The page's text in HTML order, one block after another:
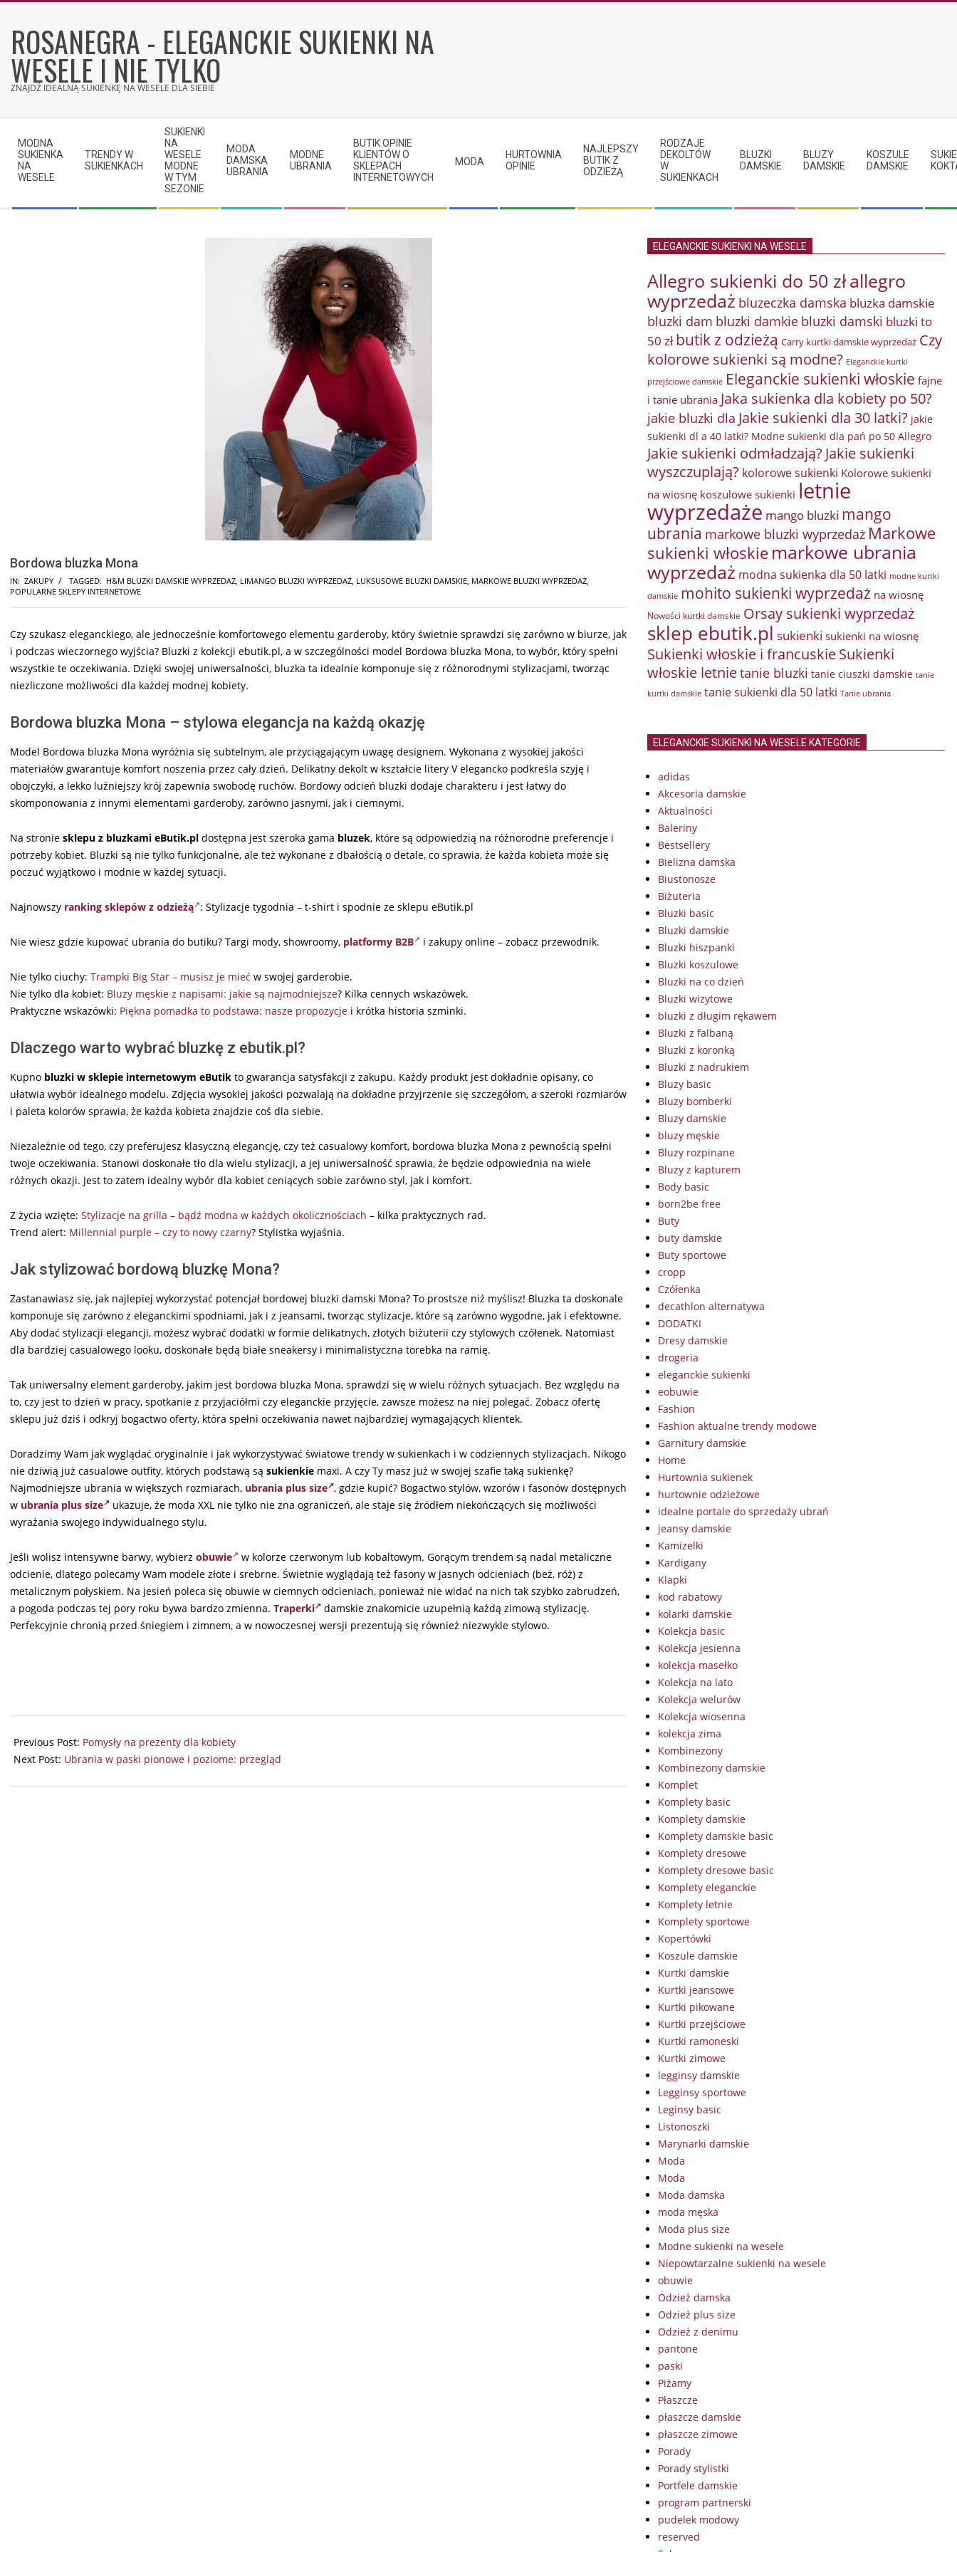
contentROSANEGRA - ELEGANCKIE SUKIENKI NA
WESELE I NIE TYLKO
ZNAJDŹ IDEALNĄ SUKIENKĘ NA WESELE DLA SIEBIE
Navigation
Menu
MODNA
SUKIENKA
NA
WESELE
TRENDY W
SUKIENKACH
SUKIENKI
NA
WESELE
MODNE
W TYM
SEZONIE
MODA
DAMSKA
UBRANIA
MODNE
UBRANIA
BUTIK OPINIE
KLIENTÓW O
SKLEPACH
INTERNETOWYCH
MODA
HURTOWNIA
OPINIE
NAJLEPSZY
BUTIK Z
ODZIEŻĄ
RODZAJE
DEKOLTÓW
W
SUKIENKACH
BLUZKI
DAMSKIE
BLUZY
DAMSKIE
KOSZULE
DAMSKIE
Bordowa bluzka Mona
IN: ZAKUPY TAGGED: H&M BLUZKI DAMSKIE WYPRZEDAŻ LIMANGO BLUZKI WYPRZEDAŻ LUKSUSOWE BLUZKI DAMSKIE MARKOWE BLUZKI WYPRZEDAŻ
POPULARNE SKLEPY INTERNETOWE
Czy szukasz eleganckiego, ale jednocześnie komfortowego elementu garderoby, który świetnie sprawdzi się zarówno w biurze, jak
i podczas wieczornego wyjścia? Bluzki z kolekcji ebutik.pl, a w szczególności model Bordowa bluzka Mona, to wybór, który spełni
wszystkie te oczekiwania. Dzięki swojej uniwersalności, bluzka ta idealnie komponuje się z różnorodnymi stylizacjami, tworząc
niezliczone możliwości dla każdej modnej kobiety.
Bordowa bluzka Mona – stylowa elegancja na każdą okazję
Model Bordowa bluzka Mona wyróżnia się subtelnym, ale przyciągającym uwagę designem. Wykonana z wysokiej jakości
materiałów gwarantuje komfort noszenia przez cały dzień. Delikatny dekolt w kształcie litery V elegancko podkreśla szyję i
obojczyki, a lekko luźniejszy krój zapewnia swobodę ruchów. Bordowy odcień bluzki dodaje charakteru i jest łatwy do
skomponowania z innymi elementami garderoby, zarówno jasnymi, jak i ciemnymi.
Na stronie sklepu z bluzkami eButik.pl dostępna jest szeroka gama bluzek, które są odpowiedzią na różnorodne preferencje i
potrzeby kobiet. Bluzki są nie tylko funkcjonalne, ale też wykonane z dbałością o detale, co sprawia, że każda kobieta może się
poczuć wyjątkowo i modnie w każdej sytuacji.
Najnowszy ranking sklepów z odzieżą : Stylizacje tygodnia – t-shirt i spodnie ze sklepu eButik.pl
Nie wiesz gdzie kupować ubrania do butiku? Targi mody, showroomy, platformy B2B i zakupy online – zobacz przewodnik.
Nie tylko ciuchy: Trampki Big Star – musisz je mieć w swojej garderobie.
Nie tylko dla kobiet: Bluzy męskie z napisami: jakie są najmodniejsze? Kilka cennych wskazówek.
Praktyczne wskazówki: Piękna pomadka to podstawa: nasze propozycje i krótka historia szminki.
Dlaczego warto wybrać bluzkę z ebutik.pl?
Kupno bluzki w sklepie internetowym eButik to gwarancja satysfakcji z zakupu. Każdy produkt jest dokładnie opisany, co
ułatwia wybór idealnego modelu. Zdjęcia wysokiej jakości pozwalają na dokładne przyjrzenie się szczegółom, a szeroki rozmiarów
i paleta kolorów sprawia, że każda kobieta znajdzie coś dla siebie.
Niezależnie od tego, czy preferujesz klasyczną elegancję, czy też casualowy komfort, bordowa bluzka Mona z pewnością spełni
twoje oczekiwania. Stanowi doskonałe tło dla wielu stylizacji, a jej uniwersalność sprawia, że będzie odpowiednia na wiele
różnych okazji. Jest to zatem idealny wybór dla kobiet ceniących sobie zarówno styl, jak i komfort.
Z życia wzięte: Stylizacje na grilla – bądź modna w każdych okolicznościach – kilka praktycznych rad.
Trend alert: Millennial purple – czy to nowy czarny? Stylistka wyjaśnia.
Jak stylizować bordową bluzkę Mona?
Zastanawiasz się, jak najlepiej wykorzystać potencjał bordowej bluzki damski Mona? To prostsze niż myślisz! Bluzka ta doskonale
komponuje się zarówno z eleganckimi spodniami, jak i z jeansami, tworząc stylizacje, które są zarówno wygodne, jak i efektowne.
Aby dodać stylizacji elegancji, możesz wybrać dodatki w formie delikatnych, złotych biżuterii czy stylowych czółenek. Natomiast
dla bardziej casualowego looku, doskonałe będą białe sneakersy i minimalistyczna torebka na ramię.
Tak uniwersalny element garderoby, jakim jest bordowa bluzka Mona, sprawdzi się w wielu różnych sytuacjach. Bez względu na
to, czy jest to dzień w pracy, spotkanie z przyjaciółmi czy eleganckie przyjęcie, zawsze możesz na niej polegać. Zobacz ofertę
sklepu już dziś i odkryj bogactwo oferty, która spełni oczekiwania nawet najbardziej wymagających klientek.
Doradzimy Wam jak wyglądać oryginalnie i jak wykorzystywać światowe trendy w sukienkach i w codziennych stylizacjach. Nikogo
nie dziwią już casualowe outfity, których podstawą są sukienkie maxi. A czy Ty masz już w swojej szafie taką sukienkę?
Najmodniejsze ubrania w większych rozmiarach, ubrania plus size , gdzie kupić? Bogactwo stylów, wzorów i fasonów dostępnych
w ubrania plus size
ukazuje, że moda XXL nie tylko nie zna ograniczeń, ale staje się źródłem niekończących się możliwości
wyrażania swojego indywidualnego stylu.
Jeśli wolisz intensywne barwy, wybierz obuwie
w kolorze czerwonym lub kobaltowym. Gorącym trendem są nadal metaliczne
odcienie, dlatego polecamy Wam modele złote i srebrne. Świetnie wyglądają też fasony w jasnych odcieniach (beż, róż) z
metalicznym połyskiem. Na jesień poleca się obuwie w ciemnych odcieniach, ponieważ nie widać na nich tak szybko zabrudzeń,
a pogoda podczas tej pory roku bywa bardzo zmienna. Traperki
damskie znakomicie uzupełnią każdą zimową stylizację.
Perfekcyjnie chronią przed śniegiem i zimnem, a w nowoczesnej wersji prezentują się również niezwykle stylowo.
08-
27
Previous Post: Pomysły na prezenty dla kobiety
Next Post: Ubrania w paski pionowe i poziome: przegląd
ELEGANCKIE SUKIENKI NA WESELE
Allegro sukienki do 50 złallegro
wyprzedaż bluzeczka damska bluzka damskie
bluzki dam bluzki damkie bluzki damski bluzki to
50 zł butik z odzieżą Carry kurtki damskie wyprzedaż Czy
kolorowe sukienki są modne? Eleganckie kurtki
przejściowe damskie Eleganckie sukienki włoskie fajne
i tanie ubrania Jaka sukienka dla kobiety po 50?
jakie bluzki dla Jakie sukienki dla 30 latki? jakie
sukienki dl a 40 latki? Modne sukienki dla pań po 50 Allegro
Jakie sukienki odmładzają? Jakie sukienki
wyszczuplają? kolorowe sukienki Kolorowe sukienki
na wiosnę koszulowe sukienki letnie
wyprzedaże mango bluzki mango
ubrania markowe bluzki wyprzedaż Markowe
sukienki włoskie markowe ubrania
wyprzedaż modna sukienka dla 50 latki modne kurtki
damskie mohito sukienki wyprzedaż na wiosnę
Nowości kurtki damskie Orsay sukienki wyprzedaż
sklep ebutik.pl sukienki sukienki na wiosnę
Sukienki włoskie i francuskieSukienki
włoskie letnietanie bluzki tanie ciuszki damskie tanie
kurtki damskie tanie sukienki dla 50 latki Tanie ubrania
ELEGANCKIE SUKIENKI NA WESELE KATEGORIE
adidas
Akcesoria damskie
Aktualności
Baleriny
Bestsellery
Bielizna damska
Biustonosze
Biżuteria
Bluzki basic
Bluzki damskie
Bluzki hiszpanki
Bluzki koszulowe
Bluzki na co dzień
Bluzki wizytowe
bluzki z długim rękawem
Bluzki z falbaną
Bluzki z koronką
Bluzki z nadrukiem
Bluzy basic
Bluzy bomberki
Bluzy damskie
bluzy męskie
Bluzy rozpinane
Bluzy z kapturem
Body basic
born2be free
Buty
buty damskie
Buty sportowe
cropp
Czółenka
decathlon alternatywa
DODATKI
Dresy damskie
drogeria
eleganckie sukienki
eobuwie
Fashion
Fashion aktualne trendy modowe
Garnitury damskie
Home
Hurtownia sukienek
hurtownie odzieżowe
idealne portale do sprzedaży ubrań
jeansy damskie
Kamizelki
Kardigany
Klapki
kod rabatowy
kolarki damskie
Kolekcja basic
Kolekcja jesienna
kolekcja masełko
Kolekcja na lato
Kolekcja welurów
Kolekcja wiosenna
kolekcja zima
Kombinezony
Kombinezony damskie
Komplet
Komplety basic
Komplety damskie
Komplety damskie basic
Komplety dresowe
Komplety dresowe basic
Komplety eleganckie
Komplety letnie
Komplety sportowe
Kopertówki
Koszule damskie
Kurtki damskie
Kurtki jeansowe
Kurtki pikowane
Kurtki przejściowe
Kurtki ramoneski
Kurtki zimowe
legginsy damskie
Legginsy sportowe
Leginsy basic
Listonoszki
Marynarki damskie
Moda
Moda
Moda damska
moda męska
Moda plus size
Modne sukienki na wesele
Niepowtarzalne sukienki na wesele
obuwie
Odzież damska
Odzież plus size
Odzież z denimu
pantone
paski
Piżamy
Płaszcze
płaszcze damskie
płaszcze zimowe
Porady
Porady stylistki
Portfele damskie
program partnerski
pudelek modowy
reserved